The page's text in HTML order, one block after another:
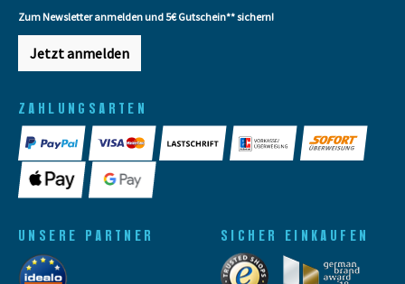
Zum Newsletter anmelden und 5€ Gutschein** sichern!
Jetzt anmelden
ZAHLUNGSARTEN
UNSERE PARTNER SICHER EINKAUFEN